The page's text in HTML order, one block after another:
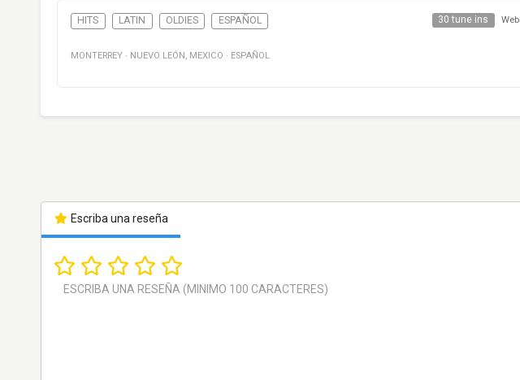
HITS LATIN OLDIES ESPAÑOL 30 tune ins Web
MONTERREY · NUEVO LEÓN , MEXICO · ESPAÑOL
Escriba una reseña